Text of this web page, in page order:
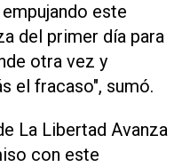
este
del primer día para
otra vez y
el fracaso", sumó.
La Libertad Avanza
con este